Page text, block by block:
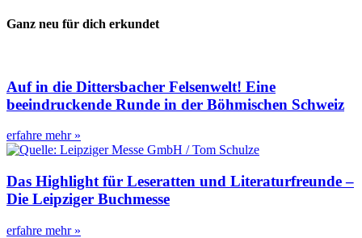
Ganz neu für dich erkundet
Auf in die Dittersbacher Felsenwelt! Eine
beeindruckende Runde in der Böhmischen Schweiz
erfahre mehr »
Das Highlight für Leseratten und Literaturfreunde –
Die Leipziger Buchmesse
erfahre mehr »